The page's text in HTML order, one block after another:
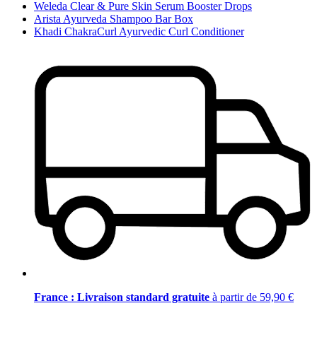
Weleda Clear & Pure Skin Serum Booster Drops
Arista Ayurveda Shampoo Bar Box
Khadi ChakraCurl Ayurvedic Curl Conditioner
France : Livraison standard gratuite à partir de 59,90 €